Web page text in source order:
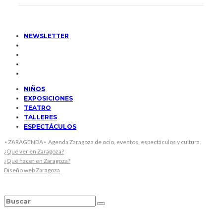
NEWSLETTER
NIÑOS
EXPOSICIONES
TEATRO
TALLERES
ESPECTÁCULOS
⋆ZARAGENDA⋆ Agenda Zaragoza de ocio, eventos, espectáculos y cultura.
¿Qué ver en Zaragoza?
¿Qué hacer en Zaragoza?
Diseño web Zaragoza